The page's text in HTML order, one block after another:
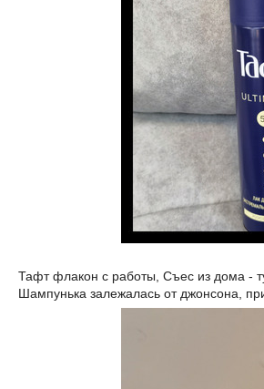
Тафт флакон с работы, Съес из дома -
Шампунька залежалась от джонсона,